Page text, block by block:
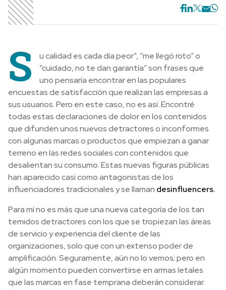
S
u calidad es cada día peor”, “me llegó roto” o
“cuidado, no te dan garantía” son frases que
uno pensaría encontrar en las populares
encuestas de satisfacción que realizan las empresas a
sus usuarios. Pero en este caso, no es así. Encontré
todas estas declaraciones de dolor en los contenidos
que difunden unos nuevos detractores o inconformes
con algunas marcas o productos que empiezan a ganar
terreno en las redes sociales con contenidos que
desalientan su consumo. Estas nuevas figuras públicas
han aparecido casi como antagonistas de los
influenciadores tradicionales y se llaman desinfluencers.
Para mí no es más que una nueva categoría de los tan
temidos detractores con los que se tropiezan las áreas
de servicio y experiencia del cliente de las
organizaciones, solo que con un extenso poder de
amplificación. Seguramente, aún no lo vemos; pero en
algún momento pueden convertirse en armas letales
que las marcas en fase temprana deberán considerar.